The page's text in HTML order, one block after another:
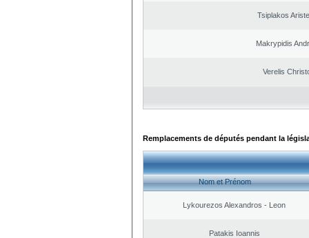
Tsiplakos
Makrypidis
Verelis
Remplacements de députés pendant la
Nom et Prénom
Lykourezos Alexandros - Leon
Patakis Ioannis